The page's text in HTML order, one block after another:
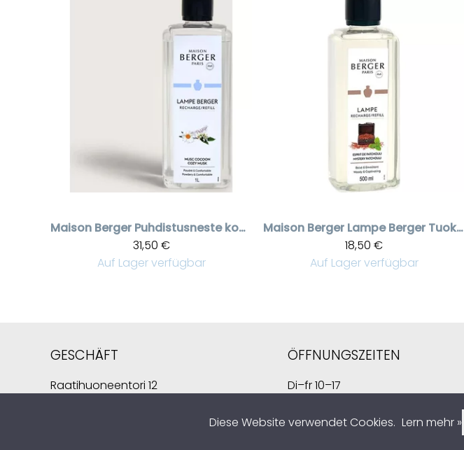
Maison Berger
Puhdistusneste kodikas myski, 1 liter
31,50 €
Auf Lager verfügbar
Maison Berger
Lampe Berger Tuoksuneste Esprit de Patchouli 500 ml
18,50 €
Auf Lager verfügbar
GESCHÄFT
Raatihuoneentori 12
ÖFFNUNGSZEITEN
Di–fr 10–17
Diese Website verwendet Cookies. Lern mehr »